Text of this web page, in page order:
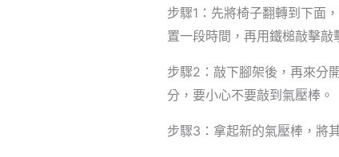
步驟1：先將椅子翻轉到下面
置一段時間，再用鐵槌敲擊敲
步驟2：敲下腳架後，再來分
分，要小心不要敲到氣壓棒。
步驟3：拿起新的氣壓棒，將